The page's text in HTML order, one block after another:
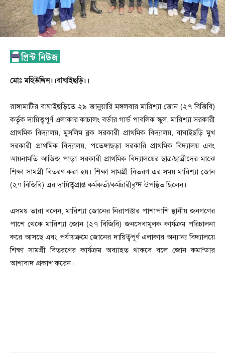
মোঃ মহিউদ্দিন।।বাঘাইছড়ি।।
রাঙ্গামাটির বাঘাইছড়িতে ২৯ জানুয়ারি মঙ্গলবার মারিশ্যা জোন (২৭ বিজিবি)
কর্তৃক দায়িত্বপূর্ণ এলাকার কাচালং বর্ডার গার্ড পাবলিক স্কুল, মারিশ্যা সরকারী
প্রাথমিক বিদ্যালয়, মুসলিম ব্লক সরকারী প্রাথমিক বিদ্যালয়, বাঘাইছড়ি মুখ
সরকারী প্রাথমিক বিদ্যালয়, পতেঙ্গাছড়া সরকারি প্রাথমিক বিদ্যালয় এবং
আয়নামতি আজিজ পাড়া সরকারী প্রাথমিক বিদ্যালয়ের ছাত্র/ছাত্রীদের মাঝে
শিক্ষা সামগ্রী বিতরণ করা হয়। শিক্ষা সামগ্রী বিতরণ এর সময় মারিশ্যা জোন
(২৭ বিজিবি) এর দায়িত্বপ্রাপ্ত কর্মকর্তা/কর্মচারীবৃন্দ উপস্থিত ছিলেন।
এসময় তারা বলেন, মারিশ্যা জোনের নিরাপত্তার পাশাপাশি স্থানীয় জনগণের
পাশে থেকে মারিশ্যা জোন (২৭ বিজিবি) জনসেবামূলক কার্যক্রম পরিচালনা
করে আসছে এবং পর্যায়ক্রমে জোনের দায়িত্বপূর্ণ এলাকার অন্যান্য বিদ্যালয়ে
শিক্ষা সামগ্রী বিতরণের কার্যক্রম অব্যাহত থাকবে বলে জোন কমান্ডার
আশাবাদ প্রকাশ করেন।